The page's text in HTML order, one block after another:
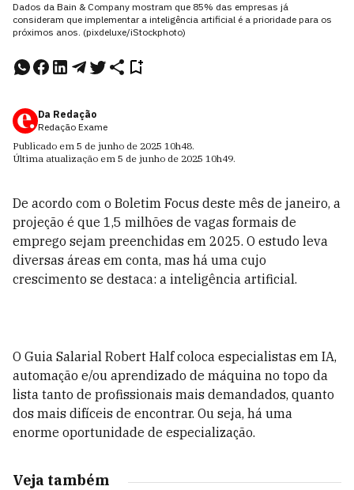
Dados da Bain & Company mostram que 85% das empresas já
consideram que implementar a inteligência artificial é a prioridade para os
próximos anos. (pixdeluxe/iStockphoto)
Da Redação
Redação Exame
Publicado em 5 de junho de 2025 10h48.
Última atualização em 5 de junho de 2025 10h49.
De acordo com o Boletim Focus deste mês de janeiro, a
projeção é que 1,5 milhões de vagas formais de
emprego sejam preenchidas em 2025. O estudo leva
diversas áreas em conta, mas há uma cujo
crescimento se destaca: a inteligência artificial.
O Guia Salarial Robert Half coloca especialistas em IA,
automação e/ou aprendizado de máquina no topo da
lista tanto de profissionais mais demandados, quanto
dos mais difíceis de encontrar. Ou seja, há uma
enorme oportunidade de especialização.
Veja também